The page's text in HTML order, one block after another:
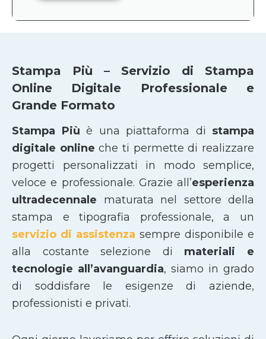
Stampa Più – Servizio di Stampa
Online Digitale Professionale e
Grande Formato
Stampa Più è una piattaforma di stampa
digitale online che ti permette di realizzare
progetti personalizzati in modo semplice,
veloce e professionale. Grazie all’esperienza
ultradecennale maturata nel settore della
stampa e tipografia professionale, a un
servizio di assistenza sempre disponibile e
alla costante selezione di materiali e
tecnologie all’avanguardia, siamo in grado
di soddisfare le esigenze di aziende,
professionisti e privati.